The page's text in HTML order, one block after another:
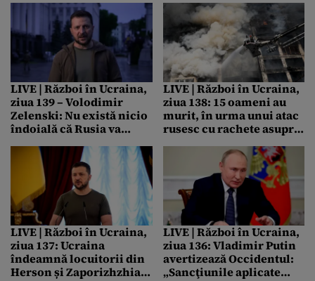
stat terorist / 23 de
persoane – între care 3
copii – au murit
Coreea de Nord: „Vom
reacţiona foarte dur la
toate nivelurile”
LIVE | Război în Ucraina,
ziua 139 – Volodimir
Zelenski: Nu există nicio
îndoială că Rusia va
furnizarea de gaze către
Europa
LIVE | Război în Ucraina,
ziua 138: 15 oameni au
murit, în urma unui atac
rusesc cu rachete asupra
apartamente din estul
Ucrainei / Zelenski spune
că „pedeapsa este
inevitabilă pentru
fiecare ucigaș rus” /
Locuitorilor din Herson
și Zaporizhzhia li se cere
să evacueze zona
LIVE | Război în Ucraina,
ziua 137: Ucraina
îndeamnă locuitorii din
Herson și Zaporizhzhia
LIVE | Război în Ucraina,
ziua 136: Vladimir Putin
avertizează Occidentul:
„Sancţiunile aplicate